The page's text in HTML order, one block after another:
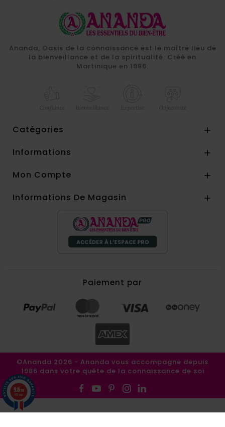
Ananda, Oasis de la connaissance est le maître lieu de
la bienveillance et de la spiritualité. Créé en
Martinique en 1986.
Catégories 
Informations 
Mon Compte 
Informations De Magasin 
Paiement par
©Ananda 2026 - Ananda vous accompagne depuis
1986 dans votre quête de la connaissance de soi
9.8/10
857 avis